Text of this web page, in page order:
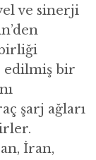
ve sinerji
edilmiş bir
şarj ağları
İran,